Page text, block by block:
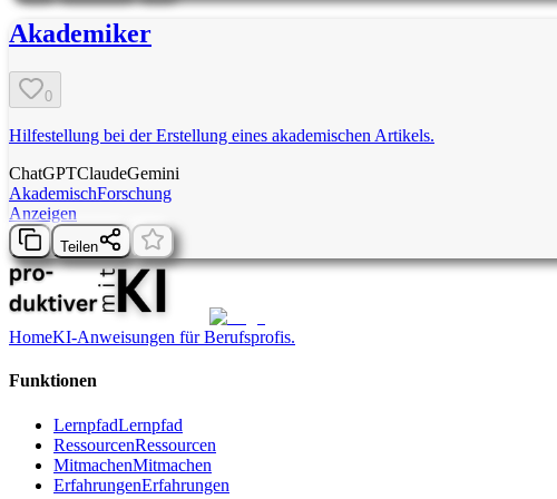
Akademiker
0
Hilfestellung bei der Erstellung eines akademischen Artikels.
ChatGPTClaudeGemini
AkademischForschung
Anzeigen
Teilen
HomeKI-Anweisungen für Berufsprofis.
Funktionen
LernpfadLernpfad
RessourcenRessourcen
MitmachenMitmachen
ErfahrungenErfahrungen